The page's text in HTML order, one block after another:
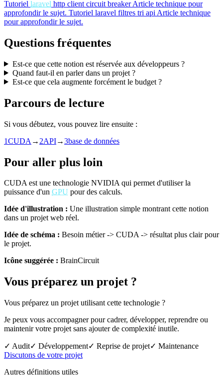
Tutoriel laravel http client circuit breaker Article technique pour
approfondir le sujet. Tutoriel laravel filtres tri api Article technique
pour approfondir le sujet.
Questions fréquentes
Est-ce que cette notion est réservée aux développeurs ?
Quand faut-il en parler dans un projet ?
Est-ce que cela augmente forcément le budget ?
Parcours de lecture
Si vous débutez, vous pouvez lire ensuite :
1CUDA → 2API→3base de données
Pour aller plus loin
CUDA est une technologie NVIDIA qui permet d'utiliser la
puissance d'un GPU pour des calculs.
Idée d'illustration : Une illustration simple montrant cette notion
dans un projet web réel.
Idée de schéma : Besoin métier -> CUDA -> résultat plus clair pour
le projet.
Icône suggérée : BrainCircuit
Vous préparez un projet ?
Vous préparez un projet utilisant cette technologie ?
Je peux vous accompagner pour cadrer, développer, reprendre ou
maintenir votre projet sans ajouter de complexité inutile.
✓ Audit✓ Développement✓ Reprise de projet✓ Maintenance
Discutons de votre projet
Autres définitions utiles